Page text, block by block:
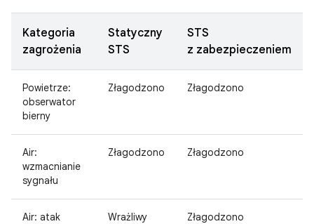
Kategoria
zagrożenia
Statyczny
STS
STS
z zabezpieczeniem
Powietrze:
obserwator
bierny
Złagodzono Złagodzono
Air:
wzmacnianie
sygnału
Złagodzono Złagodzono
Air: atak
Wrażliwy Złagodzono